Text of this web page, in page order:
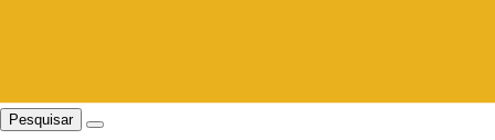
Pesquisar